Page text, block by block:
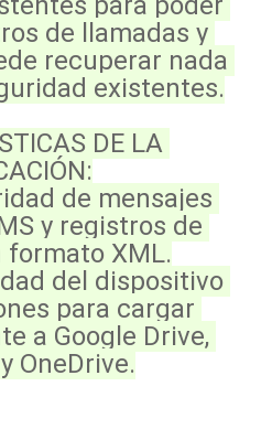
de llamadas y
recuperar nada
existentes.
DE LA
de mensajes
y registros de
formato XML.
del dispositivo
para cargar
a Google Drive,
OneDrive.